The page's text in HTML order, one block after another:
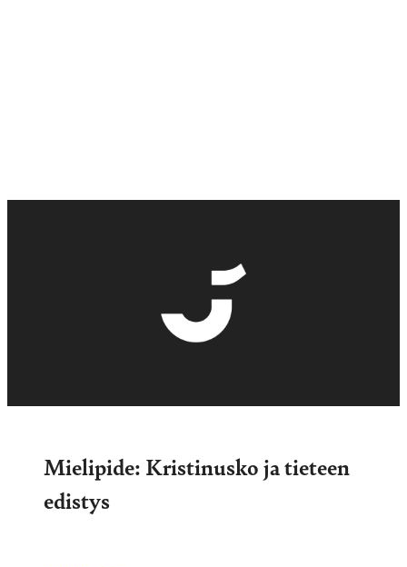
Mielipide: Kristinusko ja tieteen
edistys